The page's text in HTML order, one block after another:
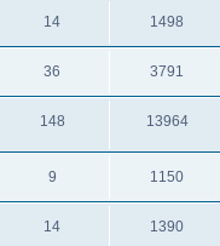
14 1498
36 3791
148 13964
9 1150
14 1390